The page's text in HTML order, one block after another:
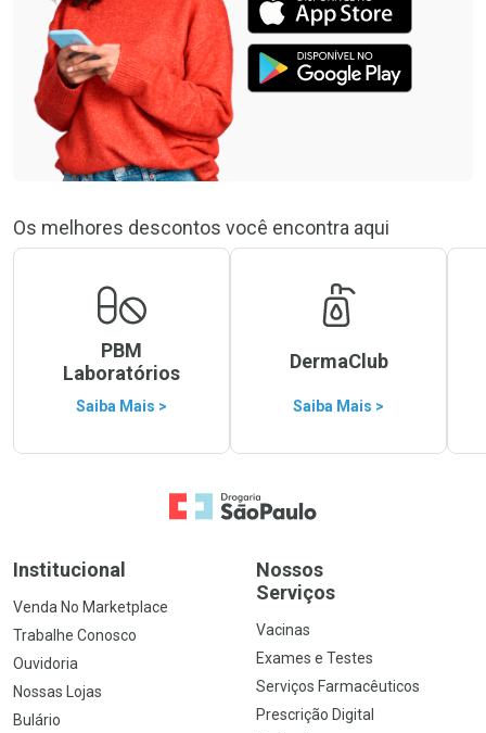
Os melhores descontos você encontra aqui
PBM
Laboratórios
Saiba Mais >
DermaClub
Saiba Mais >
Ir para a Home
Institucional
Venda No Marketplace
Trabalhe Conosco
Ouvidoria
Nossas Lojas
Bulário
Nossos
Serviços
Vacinas
Exames e Testes
Serviços Farmacêuticos
Prescrição Digital